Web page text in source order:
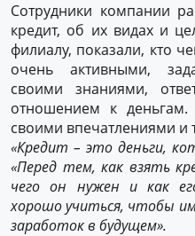
Сотрудники компании
кредит, об их видах и
филиалу, показали, кто
очень активными,
своими знаниями,
отношением к
своими впечатлениями и
«Кредит – это деньги,
«Перед тем, как взять
чего он нужен и как
хорошо учиться, чтобы
заработок в будущем».